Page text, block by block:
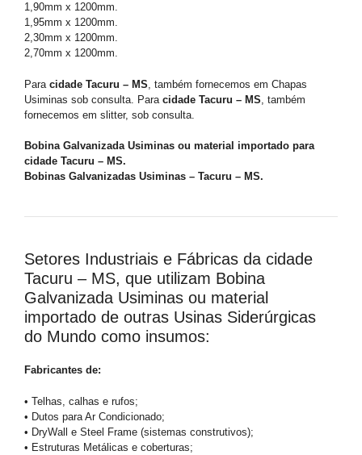
1,90mm x 1200mm.
1,95mm x 1200mm.
2,30mm x 1200mm.
2,70mm x 1200mm.
Para cidade Tacuru – MS , também fornecemos em Chapas
Usiminas sob consulta. Para cidade Tacuru – MS , também
fornecemos em slitter, sob consulta.
Bobina Galvanizada Usiminas ou material importado para
cidade Tacuru – MS.
Bobinas Galvanizadas Usiminas – Tacuru – MS.
Setores Industriais e Fábricas da cidade
Tacuru – MS, que utilizam Bobina
Galvanizada Usiminas ou material
importado de outras Usinas Siderúrgicas
do Mundo como insumos:
Fabricantes de:
• Telhas, calhas e rufos;
• Dutos para Ar Condicionado;
• DryWall e Steel Frame (sistemas construtivos);
• Estruturas Metálicas e coberturas;